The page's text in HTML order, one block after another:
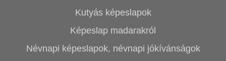
Kutyás képeslapok
Képeslap madarakról
Névnapi képeslapok, névnapi jókívánságok